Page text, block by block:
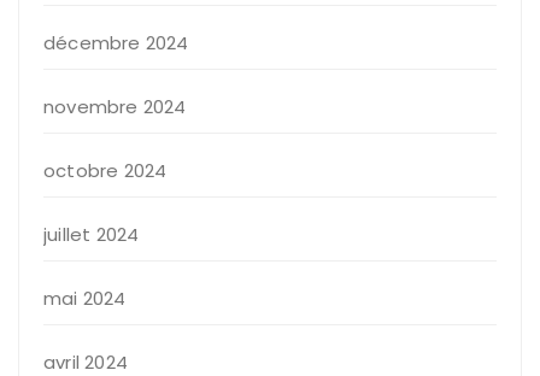
décembre 2024
novembre 2024
octobre 2024
juillet 2024
mai 2024
avril 2024